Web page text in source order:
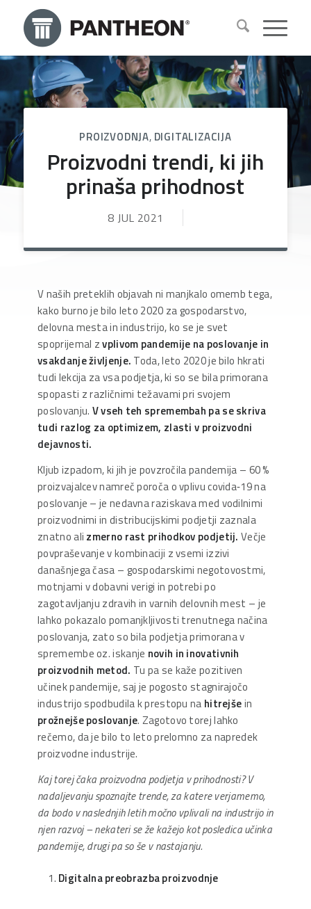
PROIZVODNJA, DIGITALIZACIJA
Proizvodni trendi, ki jih
prinaša prihodnost
8 JUL 2021
V naših preteklih objavah ni manjkalo omemb tega,
kako burno je bilo leto 2020 za gospodarstvo,
delovna mesta in industrijo, ko se je svet
spoprijemal zvplivom pandemije na poslovanje in
vsakdanje življenje. Toda, leto 2020 je bilo hkrati
tudi lekcija za vsa podjetja, ki so se bila primorana
spopasti z različnimi težavami pri svojem
poslovanju. V vseh teh spremembah pa se skriva
tudi razlog za optimizem, zlasti v proizvodni
dejavnosti.
Kljub izpadom, ki jih je povzročila pandemija – 60 %
proizvajalcev namreč poroča o vplivu covida‑19 na
poslovanje – je nedavna raziskava med vodilnimi
proizvodnimi in distribucijskimi podjetji zaznala
znatno ali zmerno rast prihodkov podjetij. Večje
povpraševanje v kombinaciji z vsemi izzivi
današnjega časa – gospodarskimi negotovostmi,
motnjami v dobavni verigi in potrebi po
zagotavljanju zdravih in varnih delovnih mest – je
lahko pokazalo pomanjkljivosti trenutnega načina
poslovanja, zato so bila podjetja primorana v
spremembe oz. iskanje novih in inovativnih
proizvodnih metod. Tu pa se kaže pozitiven
učinek pandemije, saj je pogosto stagnirajočo
industrijo spodbudila k prestopu na hitrejšein
prožnejšeposlovanje. Zagotovo torej lahko
rečemo, da je bilo to leto prelomno za napredek
proizvodne industrije.
Kaj torej čaka proizvodna podjetja v prihodnosti? V
nadaljevanju spoznajte trende, za katere verjamemo,
da bodo v naslednjih letih močno vplivali na industrijo in
njen razvoj – nekateri se že kažejo kot posledica učinka
pandemije, drugi pa so še v nastajanju.
Digitalna preobrazba proizvodnje